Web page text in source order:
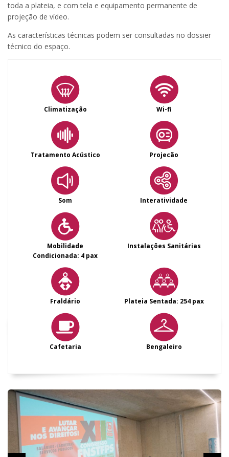
toda a plateia, e com tela e equipamento permanente de
projeção de vídeo.
As características técnicas podem ser consultadas no dossier
técnico do espaço.
Climatização Wi-fi
Tratamento Acústico Projecão
Som Interatividade
Mobilidade
Condicionada: 4 pax
Instalações Sanitárias
Fraldário Plateia Sentada: 254 pax
Cafetaria Bengaleiro